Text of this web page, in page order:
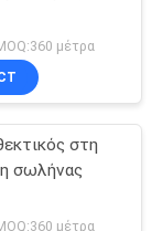
μέτρα
στη
σωλήνας
μέτρα